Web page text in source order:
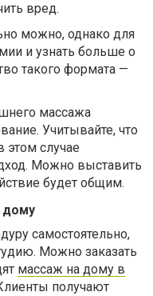
вред.
можно, однако для
и узнать больше о
такого формата —
массажа
Учитывайте, что
случае
Можно выставить
будет общим.
дому
самостоятельно,
Можно заказать
массаж на дому в
получают